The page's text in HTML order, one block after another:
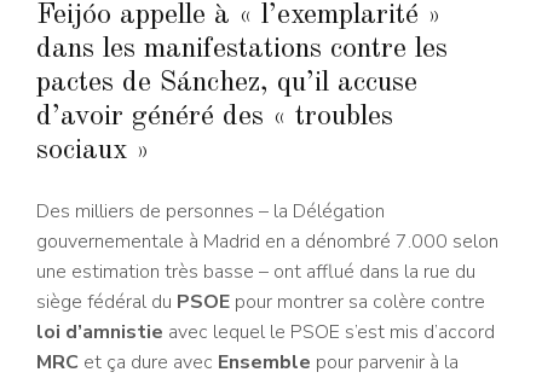
Feijóo appelle à « l’exemplarité »
dans les manifestations contre les
pactes de Sánchez, qu’il accuse
d’avoir généré des « troubles
sociaux »
Des milliers de personnes – la Délégation
gouvernementale à Madrid en a dénombré 7.000 selon
une estimation très basse – ont afflué dans la rue du
siège fédéral du PSOE pour montrer sa colère contre
loi d’amnistie avec lequel le PSOE s’est mis d’accord
MRC et ça dure avec Ensemble pour parvenir à la